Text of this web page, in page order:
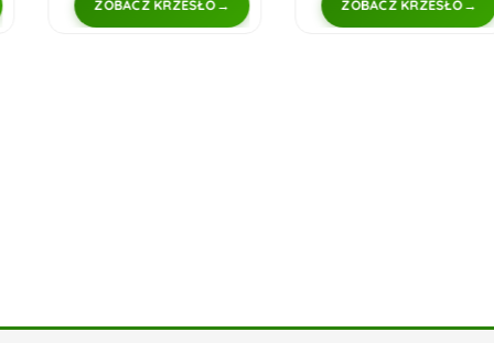
ZOBACZ KRZESŁO ZOBACZ KRZESŁO